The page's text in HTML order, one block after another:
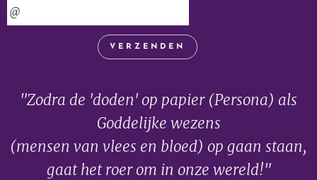
VERZENDEN
"Zodra de 'doden' op papier (Persona) als
Goddelijke wezens
(mensen van vlees en bloed) op gaan staan,
gaat het roer om in onze wereld!"